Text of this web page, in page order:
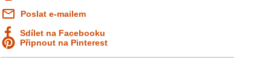
Poslat e-mailem
Sdílet na Facebooku
Připnout na Pinterest